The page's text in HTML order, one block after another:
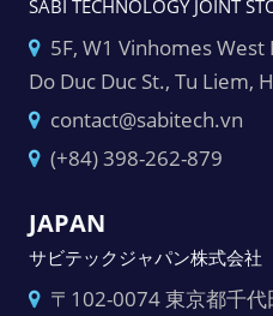
SABI TECHNOLOGY JOINT
5F, W1 Vinhomes West
Do Duc Duc St., Tu Liem,
contact@sabitech.vn
(+84) 398-262-879
JAPAN
サビテックジャパン株式会社
〒102-0074 東京都千